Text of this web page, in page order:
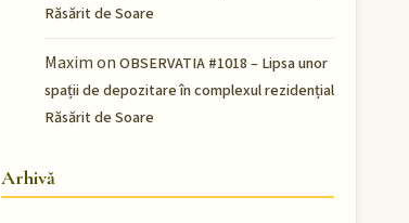
Răsărit de Soare
Maximon OBSERVATIA #1018 – Lipsa unor
spații de depozitare în complexul rezidențial
Răsărit de Soare
Arhivă